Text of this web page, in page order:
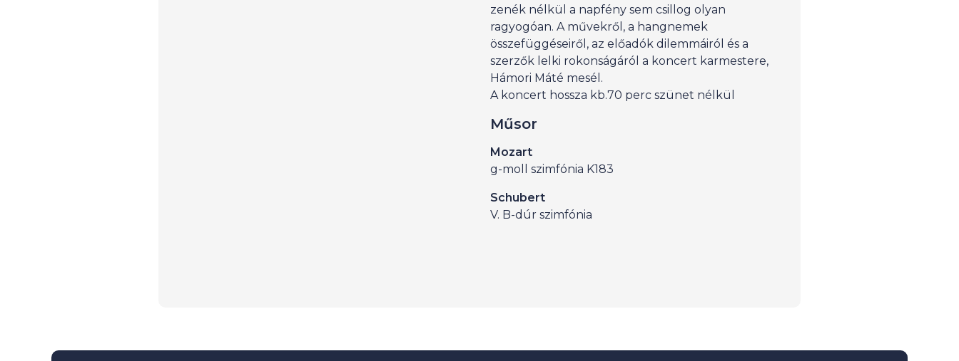
zenék nélkül a napfény sem csillog olyan
ragyogóan. A művekről, a hangnemek
összefüggéseiről, az előadók dilemmáiról és a
szerzők lelki rokonságáról a koncert karmestere,
Hámori Máté mesél.
A koncert hossza kb.70 perc szünet nélkül
Műsor
Mozart
g-moll szimfónia K183
Schubert
V. B-dúr szimfónia